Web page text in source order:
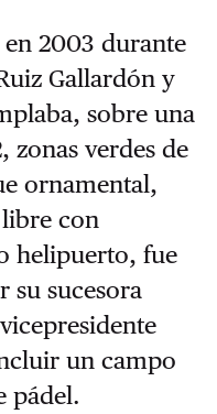
2003 durante
Gallardón y
sobre una
zonas verdes de
ornamental,
con
helipuerto, fue
su sucesora
un campo
pádel.